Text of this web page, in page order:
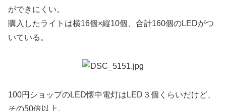
ができにくい。
購入したライトは横16個×縦10個、合計160個のLEDがつ
いている。
100円ショップのLED懐中電灯はLED３個くらいだけど、
その50倍以上。